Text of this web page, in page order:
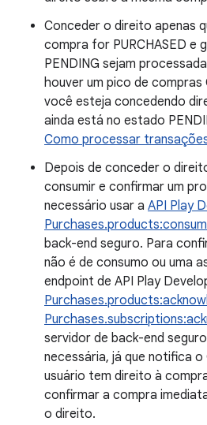
Conceder o direito apenas
compra for PURCHASED e
PENDING sejam
houver um pico de compras
você esteja concedendo
ainda está no estado
Como processar
Depois de conceder o
consumir e confirmar um
necessário usar a API Play
back-end seguro. Para
não é de consumo ou uma
endpoint de API Play
servidor de back-end
necessária, já que notifica o
usuário tem direito à
confirmar a compra
o direito.